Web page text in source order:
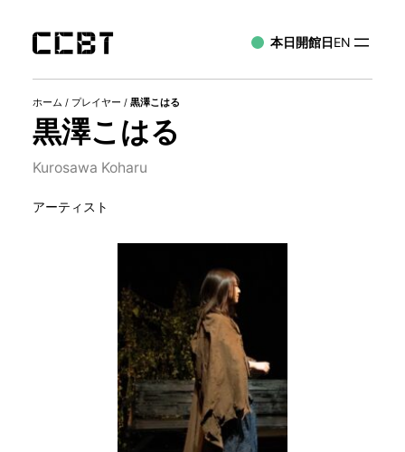
本日開館日EN
ホーム / プレイヤー / 黒澤こはる
黒澤こはる
Kurosawa Koharu
アーティスト